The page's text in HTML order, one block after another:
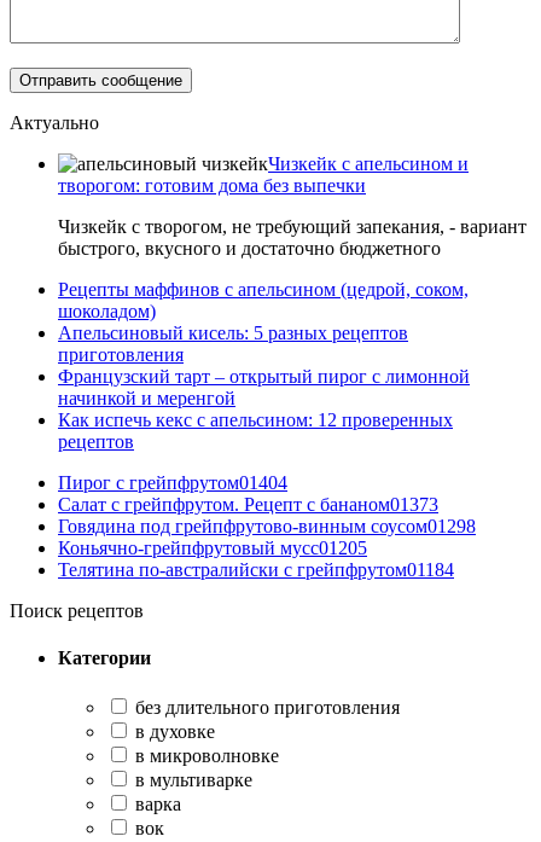
Актуально
Чизкейк с апельсином и
творогом: готовим дома без выпечки
Чизкейк с творогом, не требующий запекания, - вариант
быстрого, вкусного и достаточно бюджетного
Рецепты маффинов с апельсином (цедрой, соком,
шоколадом)
Апельсиновый кисель: 5 разных рецептов
приготовления
Французский тарт – открытый пирог с лимонной
начинкой и меренгой
Как испечь кекс с апельсином: 12 проверенных
рецептов
Пирог с грейпфрутом01404
Салат с грейпфрутом. Рецепт с бананом01373
Говядина под грейпфрутово-винным соусом01298
Коньячно-грейпфрутовый мусс01205
Телятина по-австралийски с грейпфрутом01184
Поиск рецептов
Категории
без длительного приготовления
в духовке
в микроволновке
в мультиварке
варка
вок